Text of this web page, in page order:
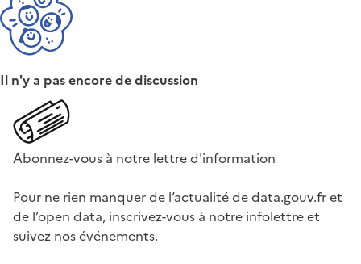
Il n'y a pas encore de discussion
Abonnez-vous à notre lettre d'information
Pour ne rien manquer de l’actualité de data.gouv.fr et
de l’open data, inscrivez-vous à notre infolettre et
suivez nos événements.